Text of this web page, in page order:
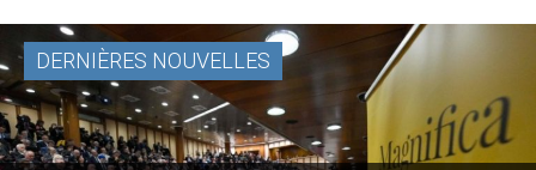
DERNIÈRES NOUVELLES